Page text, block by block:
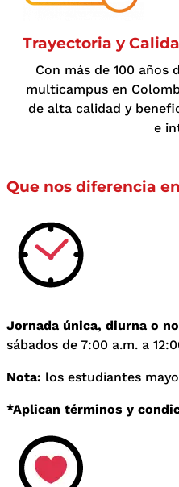
Trayectoria y
Con más de 100 años
multicampus en
de alta calidad y
e
Que nos diferencia
Jornada única, diurna o
sábados de 7:00 a.m. a
Nota: los estudiantes
*Aplican términos y